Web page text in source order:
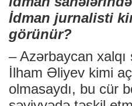
İdman jurnalisti
görünür?
– Azərbaycan
İlham Əliyev kimi
olmasaydı, bu cür